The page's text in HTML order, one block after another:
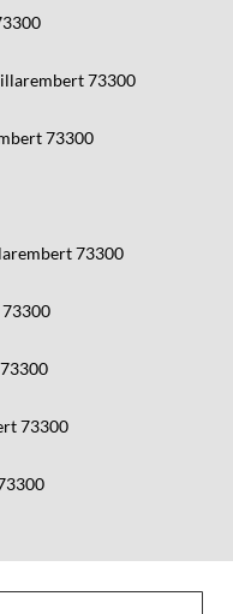
73300
73300
73300
73300